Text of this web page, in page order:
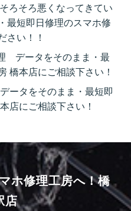
ろそろ悪くなってきてい
最短即日修理のスマホ修
さい！！
データをそのまま・最
橋本店にご相談下さい！
ータをそのまま・最短即
店にご相談下さい！
ホ修理工房へ！橋
店